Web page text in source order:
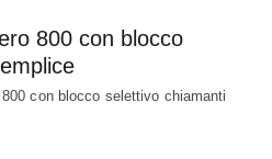
800 con blocco
con blocco selettivo chiamanti